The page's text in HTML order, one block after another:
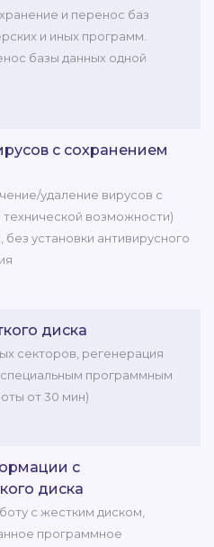
и перенос баз
и иных программ.
базы данных одной
с сохранением
удаление вирусов с
возможности)
установки антивирусного
диска
секторов, регенерация
программным
от 30 мин)
с
диска
с жестким диском,
программное